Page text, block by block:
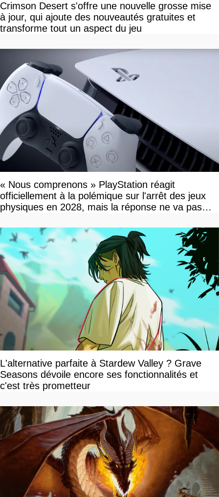
Crimson Desert s'offre une nouvelle grosse mise
à jour, qui ajoute des nouveautés gratuites et
transforme tout un aspect du jeu
« Nous comprenons » PlayStation réagit
officiellement à la polémique sur l'arrêt des jeux
physiques en 2028, mais la réponse ne va pas
L'alternative parfaite à Stardew Valley ? Grave
Seasons dévoile encore ses fonctionnalités et
c'est très prometteur